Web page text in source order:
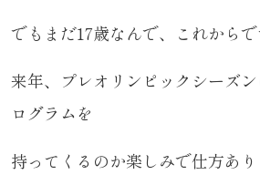
でもまだ17歳なんで、これからで
来年、プレオリンピックシーズ
ログラムを
持ってくるのか楽しみで仕方あり